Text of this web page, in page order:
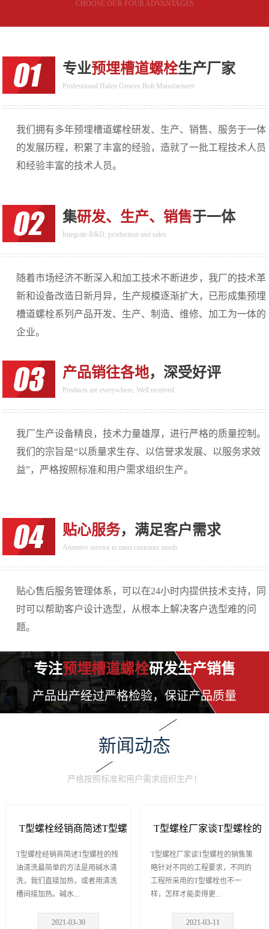
CHOOSE OUR FOUR ADVANTAGES
专业预埋槽道螺栓生产厂家
Professional Hafen Groove Bolt Manufacturer
我们拥有多年预埋槽道螺栓研发、生产、销售、服务于一体
的发展历程，积累了丰富的经验，造就了一批工程技术人员
和经验丰富的技术人员。
集研发、生产、销售于一体
Integrate R&D, production and sales
随着市场经济不断深入和加工技术不断进步，我厂的技术革
新和设备改造日新月异，生产规模逐渐扩大，已形成集预埋
槽道螺栓系列产品开发、生产、制造、维修、加工为一体的
企业。
产品销往各地，深受好评
Products are everywhere, Well received
我厂生产设备精良，技术力量雄厚，进行严格的质量控制。
我们的宗旨是“以质量求生存、以信誉求发展、以服务求效
益”，严格按照标准和用户需求组织生产。
贴心服务，满足客户需求
Attentive service to meet customer needs
贴心售后服务管理体系，可以在24小时内提供技术支持，同
时可以帮助客户设计选型，从根本上解决客户选型难的问
题。
专注预埋槽道螺栓研发生产销售
产品出产经过严格检验，保证产品质量
新闻动态
严格按照标准和用户需求组织生产！
T型螺栓经销商简述T型螺
栓的残油清洗
T型螺栓经销商简述T型螺栓的残
油清洗最简单的方法是用碱水清
洗，我们直接加热，或者用清洗
槽间接加热。碱水...
2021-03-30
T型螺栓厂家谈T型螺栓的
销售策略
T型螺栓厂家谈T型螺栓的销售策
略针对不同的工程要求，不同的
工程所采用的T型螺栓也不一
样，怎样才能卖得更...
2021-03-11